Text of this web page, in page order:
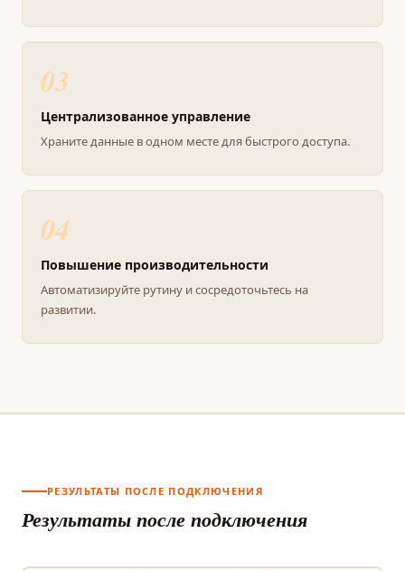
03
Централизованное управление
Храните данные в одном месте для быстрого доступа.
04
Повышение производительности
Автоматизируйте рутину и сосредоточьтесь на
развитии.
РЕЗУЛЬТАТЫ ПОСЛЕ ПОДКЛЮЧЕНИЯ
Результаты после подключения